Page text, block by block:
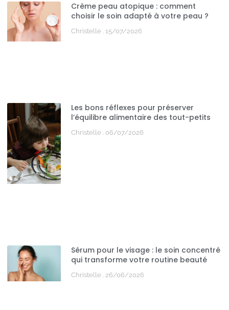
Crème peau atopique : comment
choisir le soin adapté à votre peau ?
Christelle 15/07/2026
Les bons réflexes pour préserver
l’équilibre alimentaire des tout-petits
Christelle 06/07/2026
Sérum pour le visage : le soin concentré
qui transforme votre routine beauté
Christelle 26/06/2026